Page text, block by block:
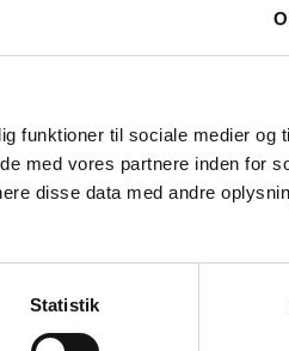
funktioner til sociale medier og
med vores partnere inden for
disse data med andre
Statistik
1994). Pendel fra 70'erne af glas og metal. H. 48 cm, B.
9 lyskilder. Fremstår med lette
email.